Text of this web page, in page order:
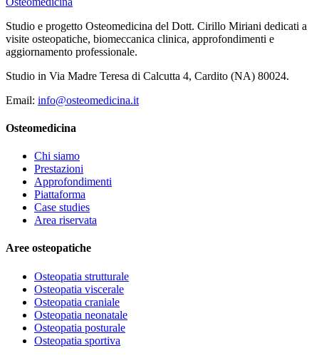
Studio e progetto Osteomedicina del Dott. Cirillo Miriani dedicati a
visite osteopatiche, biomeccanica clinica, approfondimenti e
aggiornamento professionale.
Studio in Via Madre Teresa di Calcutta 4, Cardito (NA) 80024.
Email: info@osteomedicina.it
Osteomedicina
Chi siamo
Prestazioni
Approfondimenti
Piattaforma
Case studies
Area riservata
Aree osteopatiche
Osteopatia strutturale
Osteopatia viscerale
Osteopatia craniale
Osteopatia neonatale
Osteopatia posturale
Osteopatia sportiva